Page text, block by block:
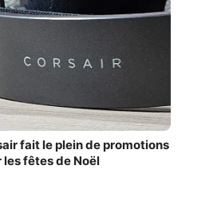
fait le plein de promotions
les fêtes de Noël